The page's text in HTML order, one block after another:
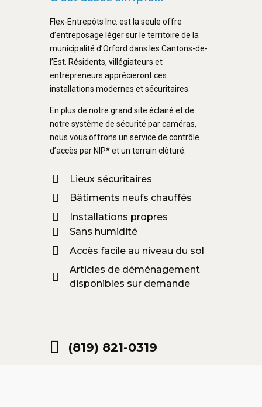
Flex-Entrepôts Inc. est la seule offre
d’entreposage léger sur le territoire de la
municipalité d’Orford dans les Cantons-de-
l’Est. Résidents, villégiateurs et
entrepreneurs apprécieront ces
installations modernes et sécuritaires.
En plus de notre grand site éclairé et de
notre système de sécurité par caméras,
nous vous offrons un service de contrôle
d’accès par NIP* et un terrain clôturé.
Lieux sécuritaires
Bâtiments neufs chauffés
Installations propres
Sans humidité
Accès facile au niveau du sol
Articles de déménagement
disponibles sur demande
(819) 821-0319